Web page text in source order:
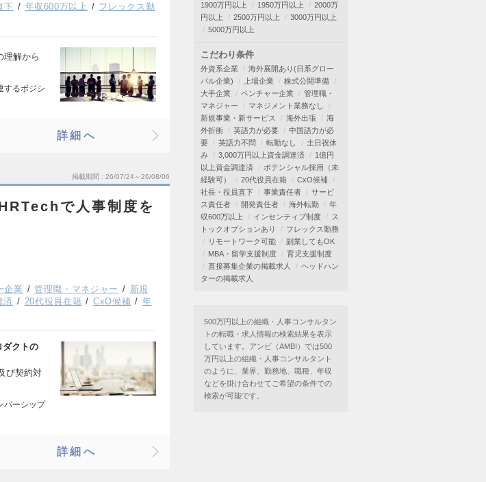
下 年収600万以上
フレックス勤
理解から
するポジシ
詳細へ
掲載期間 26/07/24～26/08/06
で人事制度を
企業 管理職・マネジャー
新規
済 20代役員在籍 CxO候補
年
ダクトの
び契約対
バーシップ
詳細へ
1900万円以上
1950万円以上
2000万
円以上
2500万円以上
3000万円以上
5000万円以上
こだわり条件
外資系企業
海外展開あり(日系グロー
バル企業)
上場企業
株式公開準備
大手企業
ベンチャー企業
管理職・
マネジャー
マネジメント業務なし
新規事業・新サービス
海外出張
海
外折衝
英語力が必要
中国語力が必
要
英語力不問 転勤なし
土日祝休
み
3,000万円以上資金調達済
1億円
以上資金調達済
ポテンシャル採用（未
経験可）
20代役員在籍
CxO候補
社長・役員直下
事業責任者
サービ
ス責任者
開発責任者 海外転勤
年
収600万以上
インセンティブ制度
ス
トックオプションあり
フレックス勤務
リモートワーク可能
副業してもOK
MBA・留学支援制度
育児支援制度
直接募集企業の掲載求人
ヘッドハン
ターの掲載求人
500万円以上の組織・人事コンサルタン
トの転職・求人情報の検索結果を表示
しています。アンビ（AMBI）では500
万円以上の組織・人事コンサルタント
のように、業界、勤務地、職種、年収
などを掛け合わせてご希望の条件での
検索が可能です。